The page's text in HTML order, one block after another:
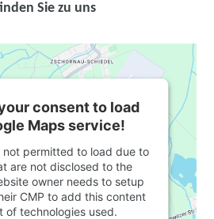
Sie zu uns
consent to load
Maps service!
not permitted to load due to
are not disclosed to the
owner needs to setup
CMP to add this content
of technologies used.